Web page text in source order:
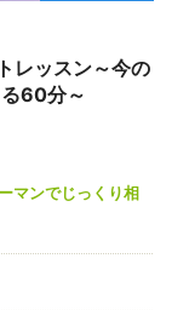
レッスン～今の
60分～
マンでじっくり相